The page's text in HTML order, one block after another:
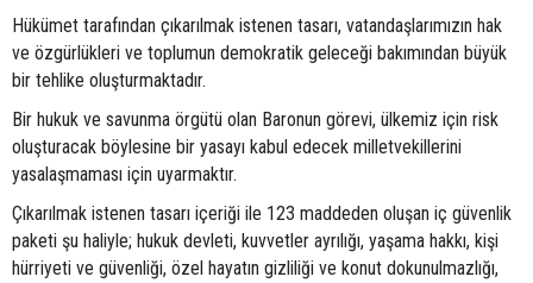
Hükümet tarafından çıkarılmak istenen tasarı, vatandaşlarımızın hak
ve özgürlükleri ve toplumun demokratik geleceği bakımından büyük
bir tehlike oluşturmaktadır.
Bir hukuk ve savunma örgütü olan Baronun görevi, ülkemiz için risk
oluşturacak böylesine bir yasayı kabul edecek milletvekillerini
yasalaşmaması için uyarmaktır.
Çıkarılmak istenen tasarı içeriği ile 123 maddeden oluşan iç güvenlik
paketi şu haliyle; hukuk devleti, kuvvetler ayrılığı, yaşama hakkı, kişi
hürriyeti ve güvenliği, özel hayatın gizliliği ve konut dokunulmazlığı,